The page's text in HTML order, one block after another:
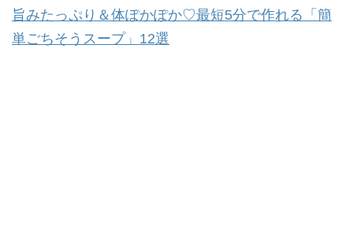
旨みたっぷり＆体ぽかぽか♡最短5分で作れる「簡
単ごちそうスープ」12選